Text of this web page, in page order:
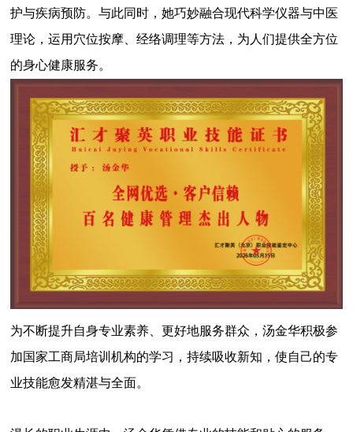
护与疾病预防。与此同时，她巧妙融合现代科学仪器与中医
理论，运用穴位按摩、经络调理等方法，为人们提供全方位
的身心健康服务。
为不断提升自身专业素养、更好地服务群众，汤金华积极参
加国家工商局培训机构的学习，持续吸收新知，使自己的专
业技能愈发精湛与全面。